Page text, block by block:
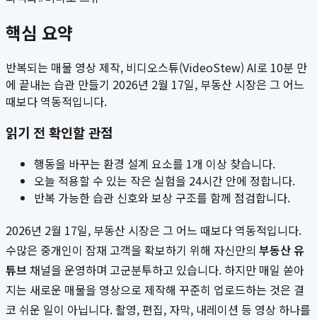
핵심 요약
반복되는 매물 영상 제작, 비디오스튜(VideoStew) AI로 10분 만
에 끝내는 습관 만들기 2026년 2월 17일, 부동산 시장은 그 어느
때보다 역동적입니다.
읽기 전 확인할 관점
행동을 바꾸는 환경 설계 요소를 1개 이상 찾습니다.
오늘 적용할 수 있는 작은 실험을 24시간 안에 정합니다.
반복 가능한 습관 신호와 보상 구조를 함께 점검합니다.
2026년 2월 17일, 부동산 시장은 그 어느 때보다 역동적입니다.
수많은 중개인이 잠재 고객을 확보하기 위해 자신만의 부동산 유
튜브 채널을 운영하며 고군분투하고 있습니다. 하지만 매일 쏟아
지는 새로운 매물을 영상으로 제작해 꾸준히 업로드하는 것은 결
코 쉬운 일이 아닙니다. 촬영, 편집, 자막, 내레이션 등 영상 하나를